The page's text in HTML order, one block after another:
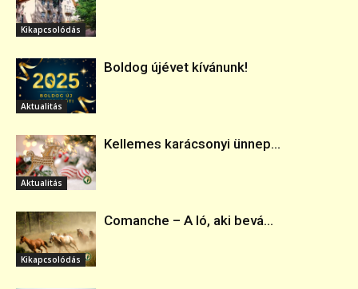
Kikapcsolódás
Aktualitás
Boldog újévet kívánunk!
Aktualitás
Kellemes karácsonyi ünnep...
Kikapcsolódás
Comanche – A ló, aki bevá...